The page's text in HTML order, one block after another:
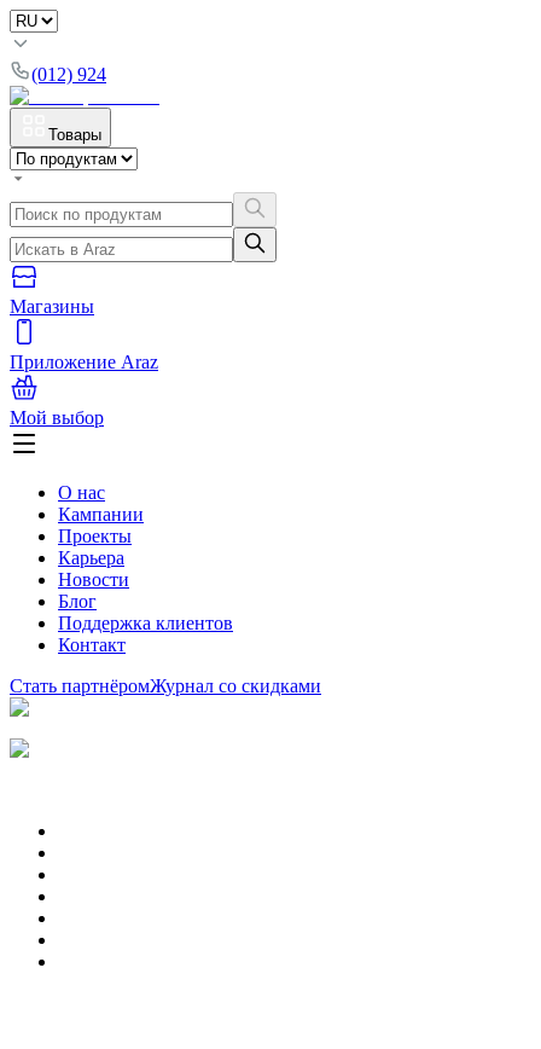
(012) 924
Товары
Магазины
Приложение Araz
Мой выбор
О нас
Кампании
Проекты
Карьера
Новости
Блог
Поддержка клиентов
Контакт
Стать партнёромЖурнал со скидками